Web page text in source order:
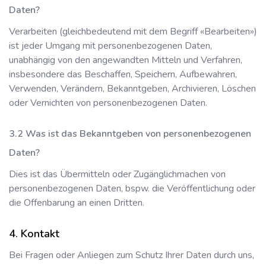
Daten?
Verarbeiten (gleichbedeutend mit dem Begriff «Bearbeiten»)
ist jeder Umgang mit personenbezogenen Daten,
unabhängig von den angewandten Mitteln und Verfahren,
insbesondere das Beschaffen, Speichern, Aufbewahren,
Verwenden, Verändern, Bekanntgeben, Archivieren, Löschen
oder Vernichten von personenbezogenen Daten.
Was ist das Bekanntgeben von personenbezogenen
Daten?
Dies ist das Übermitteln oder Zugänglichmachen von
personenbezogenen Daten, bspw. die Veröffentlichung oder
die Offenbarung an einen Dritten.
Kontakt
Bei Fragen oder Anliegen zum Schutz Ihrer Daten durch uns,